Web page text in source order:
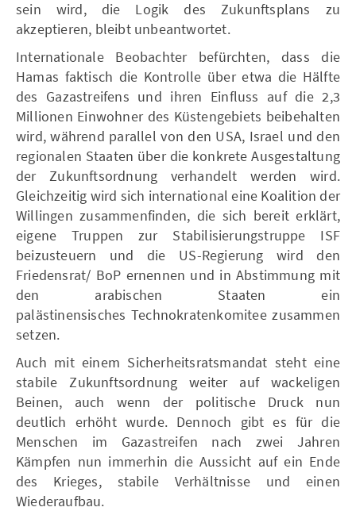
sein wird, die Logik des Zukunftsplans zu
akzeptieren, bleibt unbeantwortet.
Internationale Beobachter befürchten, dass die
Hamas faktisch die Kontrolle über etwa die Hälfte
des Gazastreifens und ihren Einfluss auf die 2,3
Millionen Einwohner des Küstengebiets beibehalten
wird, während parallel von den USA, Israel und den
regionalen Staaten über die konkrete Ausgestaltung
der Zukunftsordnung verhandelt werden wird.
Gleichzeitig wird sich international eine Koalition der
Willingen zusammenfinden, die sich bereit erklärt,
eigene Truppen zur Stabilisierungstruppe ISF
beizusteuern und die US-Regierung wird den
Friedensrat/ BoP ernennen und in Abstimmung mit
den arabischen Staaten ein
palästinensisches Technokratenkomitee zusammen
setzen.
Auch mit einem Sicherheitsratsmandat steht eine
stabile Zukunftsordnung weiter auf wackeligen
Beinen, auch wenn der politische Druck nun
deutlich erhöht wurde. Dennoch gibt es für die
Menschen im Gazastreifen nach zwei Jahren
Kämpfen nun immerhin die Aussicht auf ein Ende
des Krieges, stabile Verhältnisse und einen
Wiederaufbau.